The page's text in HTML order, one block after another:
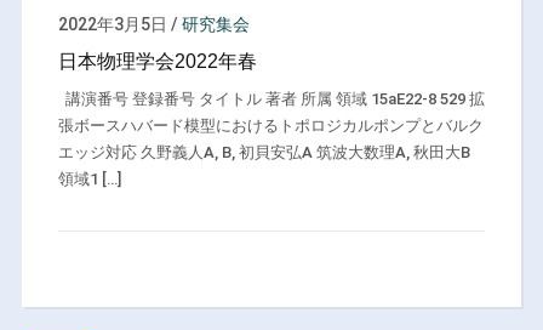
2022年3月5日 / 研究集会
日本物理学会2022年春
講演番号 登録番号 タイトル 著者 所属 領域 15aE22-8 529 拡
張ボースハバード模型におけるトポロジカルポンプとバルク
エッジ対応 久野義人A, B, 初貝安弘A 筑波大数理A, 秋田大B
領域1 […]